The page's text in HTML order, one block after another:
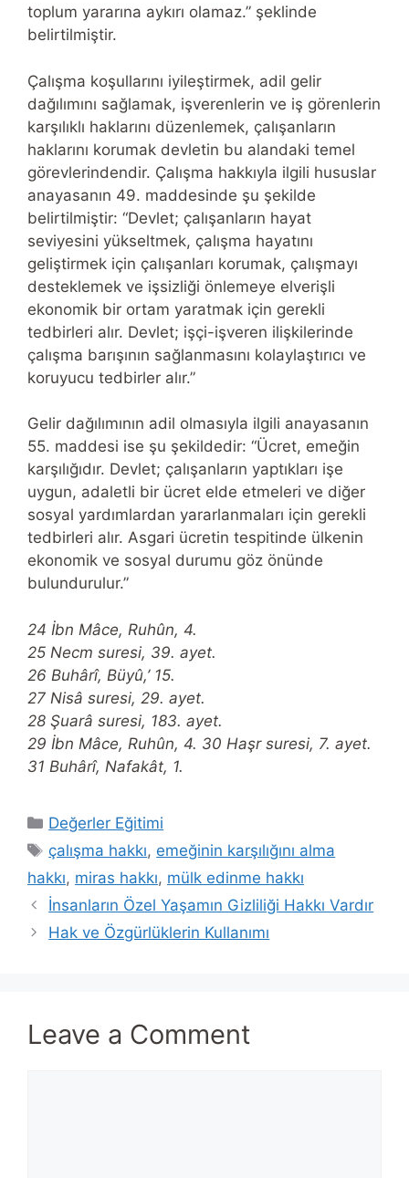
toplum yararına aykırı olamaz.” şeklinde
belirtilmiştir.
Çalışma koşullarını iyileştirmek, adil gelir
dağılımını sağlamak, işverenlerin ve iş görenlerin
karşılıklı haklarını düzenlemek, çalışanların
haklarını korumak devletin bu alandaki temel
görevlerindendir. Çalışma hakkıyla ilgili hususlar
anayasanın 49. maddesinde şu şekilde
belirtilmiştir: “Devlet; çalışanların hayat
seviyesini yükseltmek, çalışma hayatını
geliştirmek için çalışanları korumak, çalışmayı
desteklemek ve işsizliği önlemeye elverişli
ekonomik bir ortam yaratmak için gerekli
tedbirleri alır. Devlet; işçi-işveren ilişkilerinde
çalışma barışının sağlanmasını kolaylaştırıcı ve
koruyucu tedbirler alır.”
Gelir dağılımının adil olmasıyla ilgili anayasanın
55. maddesi ise şu şekildedir: “Ücret, emeğin
karşılığıdır. Devlet; çalışanların yaptıkları işe
uygun, adaletli bir ücret elde etmeleri ve diğer
sosyal yardımlardan yararlanmaları için gerekli
tedbirleri alır. Asgari ücretin tespitinde ülkenin
ekonomik ve sosyal durumu göz önünde
bulundurulur.”
24 İbn Mâce, Ruhûn, 4.
25 Necm suresi, 39. ayet.
26 Buhârî, Büyû,’ 15.
27 Nisâ suresi, 29. ayet.
28 Şuarâ suresi, 183. ayet.
29 İbn Mâce, Ruhûn, 4. 30 Haşr suresi, 7. ayet.
31 Buhârî, Nafakât, 1.
Categories
Değerler Eğitimi
Tags
çalışma hakkı, emeğinin karşılığını alma
hakkı, miras hakkı, mülk edinme hakkı
İnsanların Özel Yaşamın Gizliliği Hakkı Vardır
Hak ve Özgürlüklerin Kullanımı
Leave a Comment